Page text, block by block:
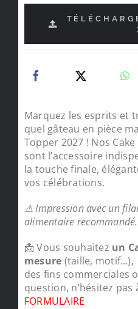
Marquez les esprits et
quel gâteau en pièce
Topper 2027 ! Nos
sont l’accessoire
la touche finale,
vos célébrations.
⚠ Impression avec un
alimentaire recommandé.
📩 Vous souhaitez un
mesure (taille, motif…),
des fins commerciales
question, n’hésitez
FORMULAIRE